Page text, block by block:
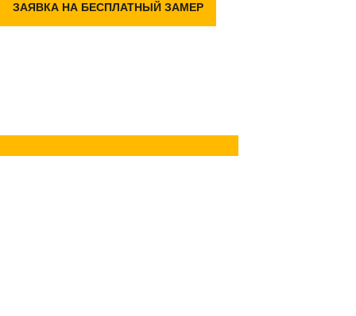
ЗАЯВКА НА БЕСПЛАТНЫЙ ЗАМЕР